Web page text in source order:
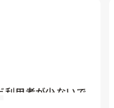
れぞれで、したく
5月頃から続けて
。
が安全基地と思っ
るので、少し落ち
利用者が少ないで